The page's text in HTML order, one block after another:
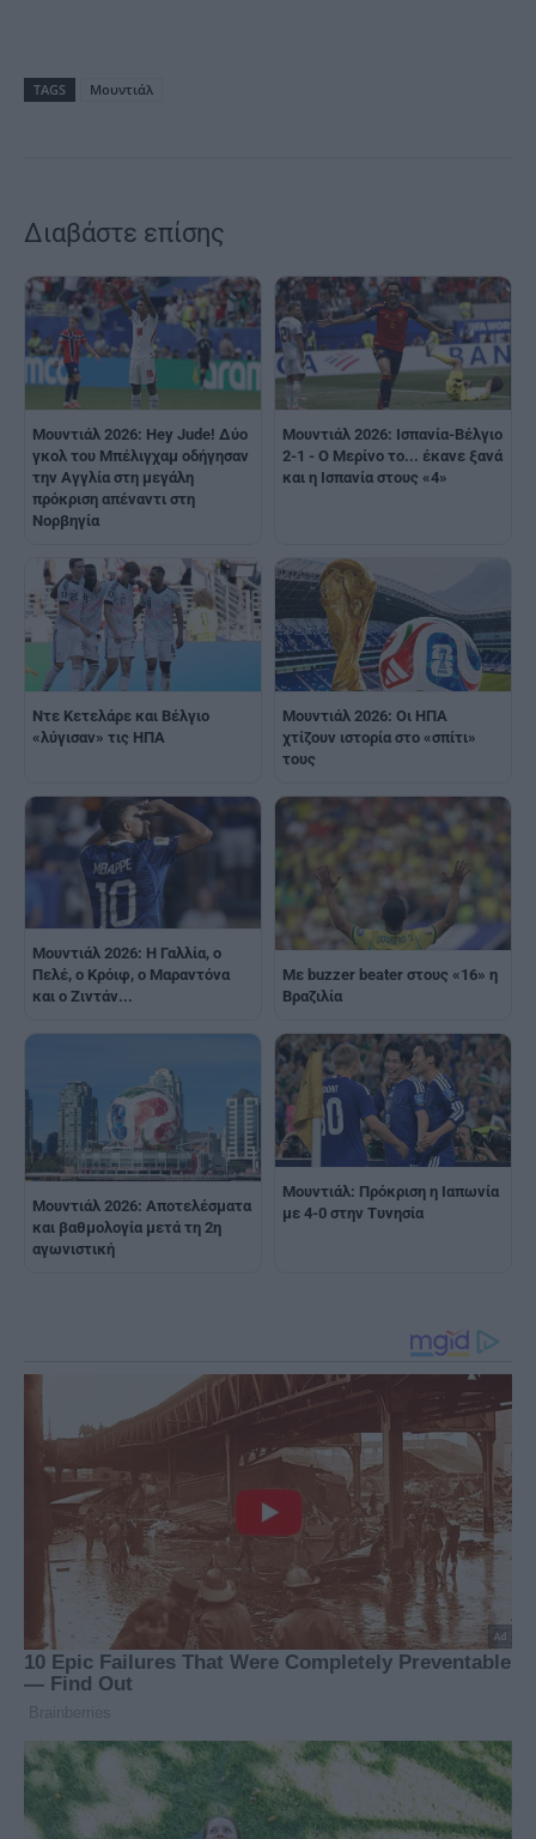
TAGS Μουντιάλ
Διαβάστε επίσης
Μουντιάλ 2026: Hey Jude! Δύο
γκολ του Μπέλιγχαμ οδήγησαν
την Αγγλία στη μεγάλη
πρόκριση απέναντι στη
Νορβηγία
Μουντιάλ 2026: Ισπανία-Βέλγιο
2-1 - Ο Μερίνο το... έκανε ξανά
και η Ισπανία στους «4»
Ντε Κετελάρε και Βέλγιο
«λύγισαν» τις ΗΠΑ
Μουντιάλ 2026: Οι ΗΠΑ
χτίζουν ιστορία στο «σπίτι»
τους
Μουντιάλ 2026: Η Γαλλία, ο
Πελέ, ο Κρόιφ, ο Μαραντόνα
και ο Ζιντάν...
Με buzzer beater στους «16» η
Βραζιλία
Μουντιάλ 2026: Αποτελέσματα
και βαθμολογία μετά τη 2η
αγωνιστική
Moυντιάλ: Πρόκριση η Ιαπωνία
με 4-0 στην Τυνησία